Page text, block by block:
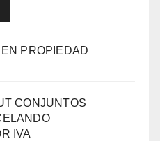
PROPIEDAD
CONJUNTOS
IVA